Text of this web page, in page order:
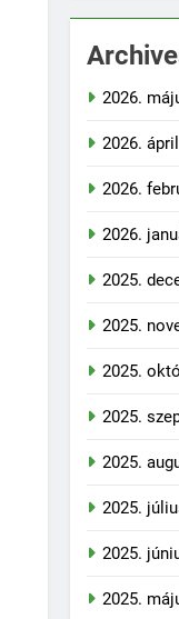
2026.
2026.
2026.
2026.
2025.
2025.
2025.
2025.
2025.
2025.
2025.
2025.